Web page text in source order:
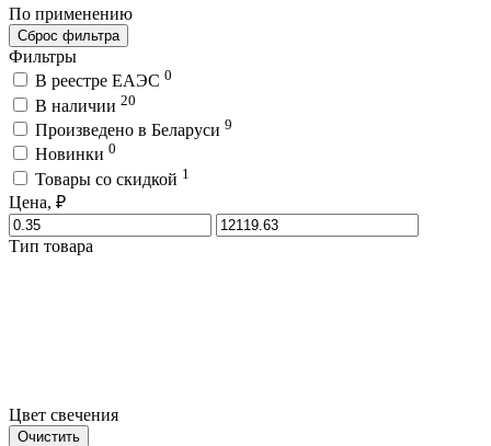
По применению
Сброс фильтра
Фильтры
В реестре ЕАЭС 0
В наличии 20
Произведено в Беларуси 9
Новинки 0
Товары со скидкой 1
Цена, ₽
Тип товара
Цвет свечения
Очистить